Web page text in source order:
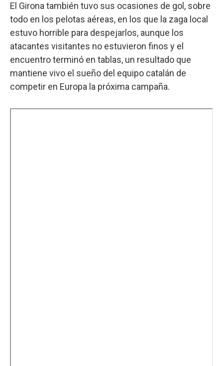
El Girona también tuvo sus ocasiones de gol, sobre
todo en los pelotas aéreas, en los que la zaga local
estuvo horrible para despejarlos, aunque los
atacantes visitantes no estuvieron finos y el
encuentro terminó en tablas, un resultado que
mantiene vivo el sueño del equipo catalán de
competir en Europa la próxima campaña.